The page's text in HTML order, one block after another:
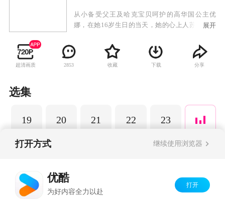
从小备受父王及哈克宝贝呵护的高华国公主优
娜，在她16岁生日的当天，她的心上人苏芳来到
允许她跟苏芳的交往，依旧对苏芳无法死心的优
娜决定向父王表明她的心意时，却意外地撞见父
亲被刺杀的惊人场面。不肯面对事实的优娜从此
展开
超清画质 2853 收藏 下载 分享
选集
19 20 21 22 23
打开方式 继续使用浏览器
优酷
为好内容全力以赴
打开